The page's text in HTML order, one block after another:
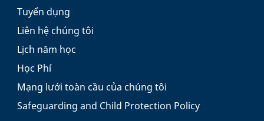
Tuyển dụng
Liên hệ chúng tôi
Lịch năm học
Học Phí
Mạng lưới toàn cầu của chúng tôi
Safeguarding and Child Protection Policy